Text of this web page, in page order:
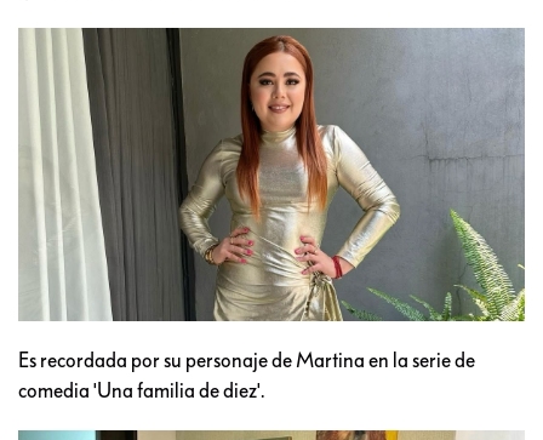
Es recordada por su personaje de Martina en la serie de
comedia 'Una familia de diez'.